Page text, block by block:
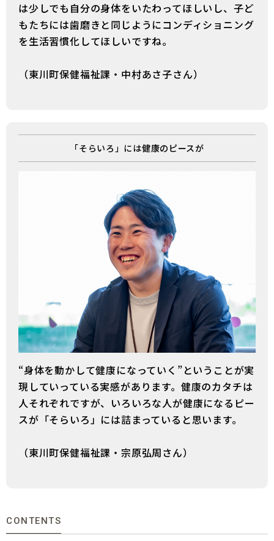
は少しでも自分の身体をいたわってほしいし、子ど
もたちには歯磨きと同じようにコンディショニング
を生活習慣化してほしいですね。
（東川町保健福祉課・中村あさ子さん）
「そらいろ」には健康のピースが
“身体を動かして健康になっていく”ということが実
現していっている実感があります。健康のカタチは
人それぞれですが、いろいろな人が健康になるピー
スが「そらいろ」には詰まっていると思います。
（東川町保健福祉課・宗原弘周さん）
CONTENTS